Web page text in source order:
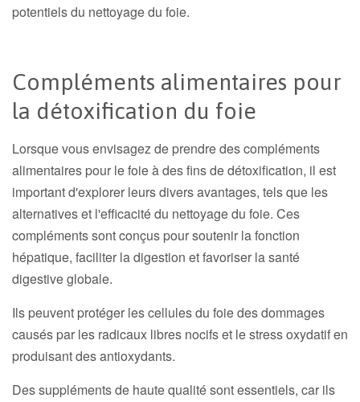
potentiels du nettoyage du foie.
Compléments alimentaires pour
la détoxification du foie
Lorsque vous envisagez de prendre des compléments
alimentaires pour le foie à des fins de détoxification, il est
important d'explorer leurs divers avantages, tels que les
alternatives et l'efficacité du nettoyage du foie. Ces
compléments sont conçus pour soutenir la fonction
hépatique, faciliter la digestion et favoriser la santé
digestive globale.
Ils peuvent protéger les cellules du foie des dommages
causés par les radicaux libres nocifs et le stress oxydatif en
produisant des antioxydants.
Des suppléments de haute qualité sont essentiels, car ils